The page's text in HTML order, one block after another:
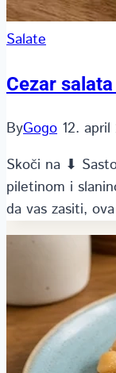
Salate
Cezar
ByGogo 12.
Skoči na ⬇
piletinom i
da vas zasiti,